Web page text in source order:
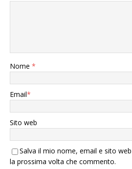
Nome *
Email*
Sito web
Salva il mio nome, email e sito
la prossima volta che commento.